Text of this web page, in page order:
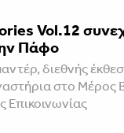
Vol.12
Πάφο
διεθνής
στο Μέρος
Επικοινωνίας